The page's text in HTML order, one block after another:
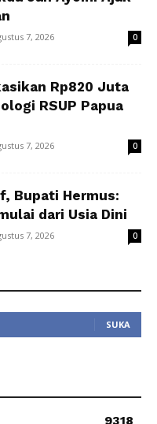
7, 2026 0
Rp820 Juta
RSUP Papua
7, 2026 0
Bupati Hermus:
dari Usia Dini
7, 2026 0
SUKA
9318